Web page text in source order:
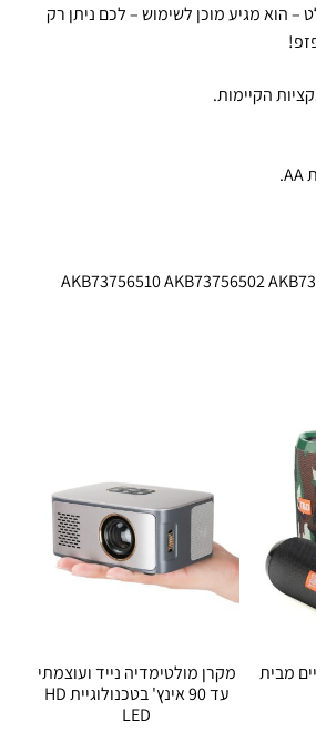
– הוא מגיע מוכן לשימוש – לכם ניתן רק
הקיימות.
AKB73756510 AKB73756502
מבית
מקרן מולטימדיה נייד ועוצמתי
עד 90 אינץ' בטכנולוגיית HD
LED